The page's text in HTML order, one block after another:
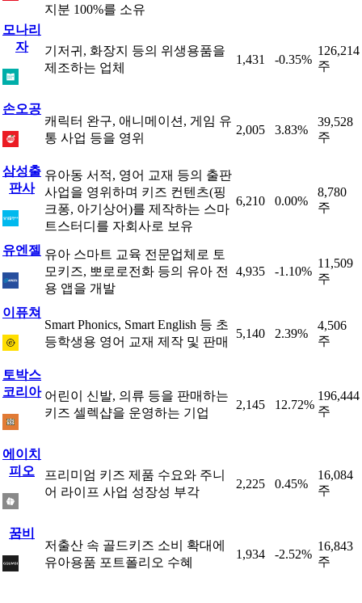
지분 100%를 소유
모나리
자
기저귀, 화장지 등의 위생용품을
제조하는 업체
1,431 -0.35%
126,214
주
손오공
캐릭터 완구, 애니메이션, 게임 유
통 사업 등을 영위
2,005 3.83%
39,528
주
삼성출
판사
유아동 서적, 영어 교재 등의 출판
사업을 영위하며 키즈 컨텐츠(핑
크퐁, 아기상어)를 제작하는 스마
트스터디를 자회사로 보유
6,210 0.00%
8,780
주
유엔젤 유아 스마트 교육 전문업체로 토
모키즈, 뽀로로전화 등의 유아 전
용 앱을 개발
4,935 -1.10%
11,509
주
이퓨쳐
Smart Phonics, Smart English 등 초
등학생용 영어 교재 제작 및 판매
5,140 2.39%
4,506
주
토박스
코리아 어린이 신발, 의류 등을 판매하는
키즈 셀렉샵을 운영하는 기업
2,145 12.72%
196,444
주
에이치
피오
프리미엄 키즈 제품 수요와 주니
어 라이프 사업 성장성 부각
2,225 0.45%
16,084
주
꿈비
저출산 속 골드키즈 소비 확대에
유아용품 포트폴리오 수혜
1,934 -2.52%
16,843
주